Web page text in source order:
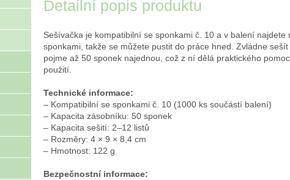
Detailní popis produktu
Sešívačka je kompatibilní se sponkami č. 10 a v balení najdete
sponkami, takže se můžete pustit do práce hned. Zvládne
pojme až 50 sponek najednou, což z ní dělá praktického
použití.
Technické informace:
– Kompatibilní se sponkami č. 10 (1000 ks součástí balení)
– Kapacita zásobníku: 50 sponek
– Kapacita sešití: 2–12 listů
– Rozměry: 4 × 9 × 8,4 cm
– Hmotnost: 122 g
Bezpečnostní informace: